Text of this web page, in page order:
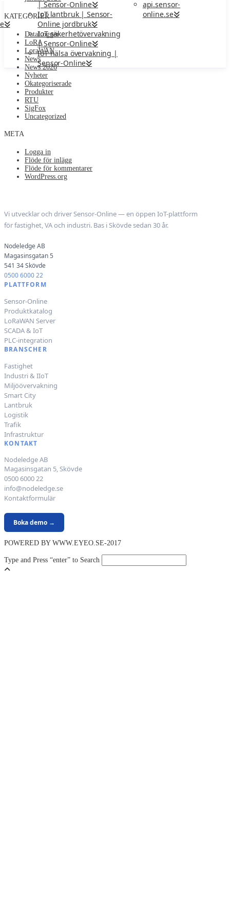
| Sensor-Online
IoT lantbruk | Sensor-
Online jordbruk
IoT säkerhetövervakning
| Sensor-Online
IoT hälsa övervakning |
Sensor-Online
api.sensor-
online.se
KATEGORIER
DataLogger
LoRA
LoraWAN
News
News 2026
Nyheter
Okategoriserade
Produkter
RTU
SigFox
Uncategorized
META
Logga in
Flöde för inlägg
Flöde för kommentarer
WordPress.org
Vi utvecklar och driver Sensor-Online — en öppen IoT-plattform
för fastighet, VA och industri. Bas i Skövde sedan 30 år.
Nodeledge AB
Magasinsgatan 5
541 34 Skövde
0500 6000 22
PLATTFORM
Sensor-Online
Produktkatalog
LoRaWAN Server
SCADA & IoT
PLC-integration
BRANSCHER
Fastighet
Industri & IIoT
Miljöövervakning
Smart City
Lantbruk
Logistik
Trafik
Infrastruktur
KONTAKT
Nodeledge AB
Magasinsgatan 5, Skövde
0500 6000 22
info@nodeledge.se
Kontaktformulär
Boka demo →
POWERED BY WWW.EYEO.SE-2017
Type and Press “enter” to Search